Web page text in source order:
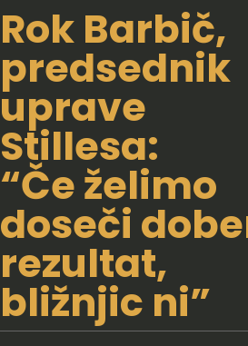
Rok Barbič,
predsednik
uprave
Stillesa:
“Če želimo
doseči
rezultat,
bližnjic ni”